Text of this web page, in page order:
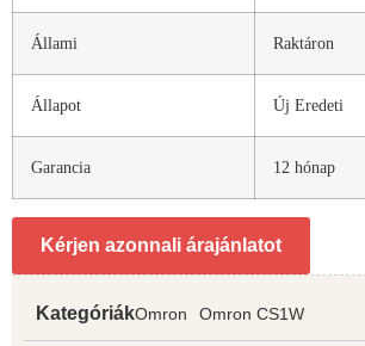
Állami Raktáron
Állapot Új Eredeti
Garancia 12 hónap
Kérjen azonnali árajánlatot
KategóriákOmron Omron CS1W